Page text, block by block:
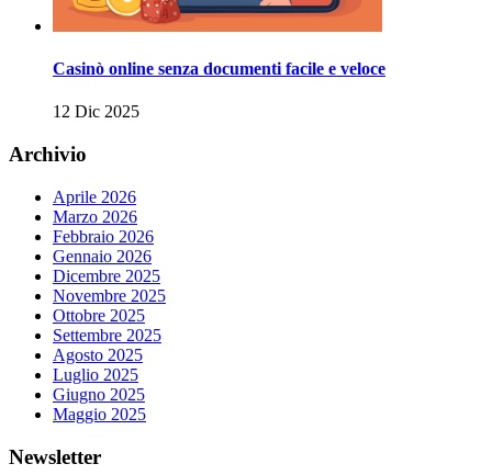
Casinò online senza documenti facile e veloce
12 Dic 2025
Archivio
Aprile 2026
Marzo 2026
Febbraio 2026
Gennaio 2026
Dicembre 2025
Novembre 2025
Ottobre 2025
Settembre 2025
Agosto 2025
Luglio 2025
Giugno 2025
Maggio 2025
Newsletter